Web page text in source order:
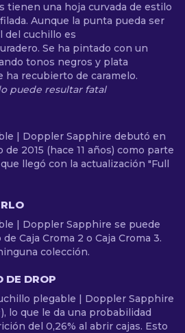
tienen una hoja curvada de estilo
Aunque la punta pueda ser
del cuchillo es
Se ha pintado con un
tonos negros y plata
ha recubierto de caramelo.
puede resultar fatal
| Doppler Sapphire debutó en
de 2015 (hace 11 años) como parte
llegó con la actualización "Full
| Doppler Sapphire se puede
Caja Croma 2 o Caja Croma 3.
colección.
DE DROP
plegable | Doppler Sapphire
lo que le da una probabilidad
del 0,26% al abrir cajas. Esto